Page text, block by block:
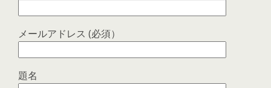
メールアドレス (必須）
題名